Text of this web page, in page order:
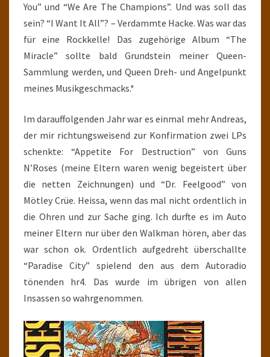
You” und “We Are The Champions”. Und was soll das
sein? “I Want It All”? – Verdammte Hacke. Was war das
für eine Rockkelle! Das zugehörige Album “The
Miracle” sollte bald Grundstein meiner Queen-
Sammlung werden, und Queen Dreh- und Angelpunkt
meines Musikgeschmacks.*
Im darauffolgenden Jahr war es einmal mehr Andreas,
der mir richtungsweisend zur Konfirmation zwei LPs
schenkte: “Appetite For Destruction” von Guns
N’Roses (meine Eltern waren wenig begeistert über
die netten Zeichnungen) und “Dr. Feelgood” von
Mötley Crüe. Heissa, wenn das mal nicht ordentlich in
die Ohren und zur Sache ging. Ich durfte es im Auto
meiner Eltern nur über den Walkman hören, aber das
war schon ok. Ordentlich aufgedreht überschallte
“Paradise City” spielend den aus dem Autoradio
tönenden hr4. Das wurde im übrigen von allen
Insassen so wahrgenommen.